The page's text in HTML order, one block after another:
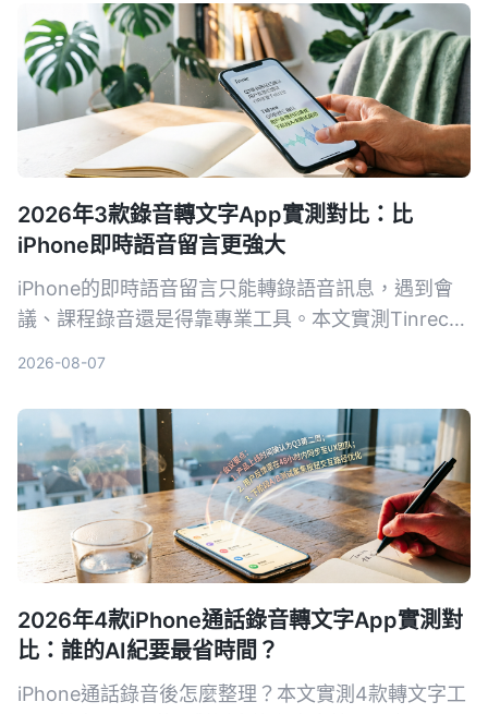
2026年3款錄音轉文字App實測對比：比
iPhone即時語音留言更強大
iPhone的即時語音留言只能轉錄語音訊息，遇到會
議、課程錄音還是得靠專業工具。本文實測Tinrec、
方案。
2026-08-07
2026年4款iPhone通話錄音轉文字App實測對
比：誰的AI紀要最省時間？
iPhone通話錄音後怎麼整理？本文實測4款轉文字工